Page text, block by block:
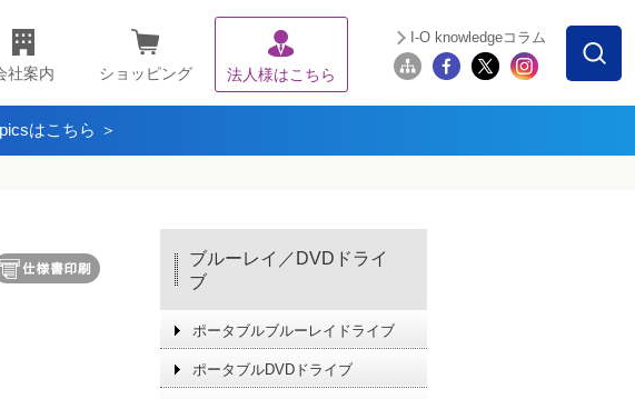
社案内 ショッピング 法人様はこちら
I-O knowledgeコラム
はこちら ＞
ブルーレイ／DVDドライ
ブ
ポータブルブルーレイドライブ
ポータブルDVDドライブ